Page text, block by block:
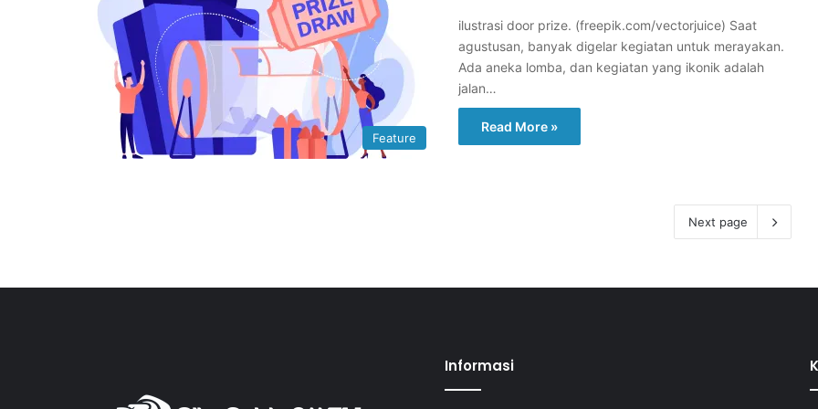
Feature
ilustrasi door prize. (freepik.com/vectorjuice) Saat
agustusan, banyak digelar kegiatan untuk merayakan.
Ada aneka lomba, dan kegiatan yang ikonik adalah
jalan…
Read More »
Next page
Informasi